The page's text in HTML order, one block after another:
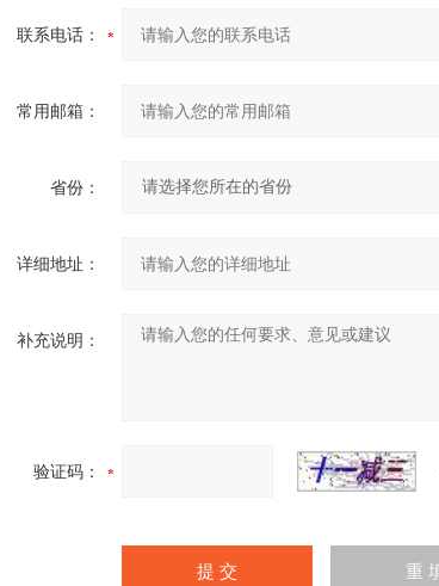
联系电话：
常用邮箱：
省份：
详细地址：
补充说明：
验证码：